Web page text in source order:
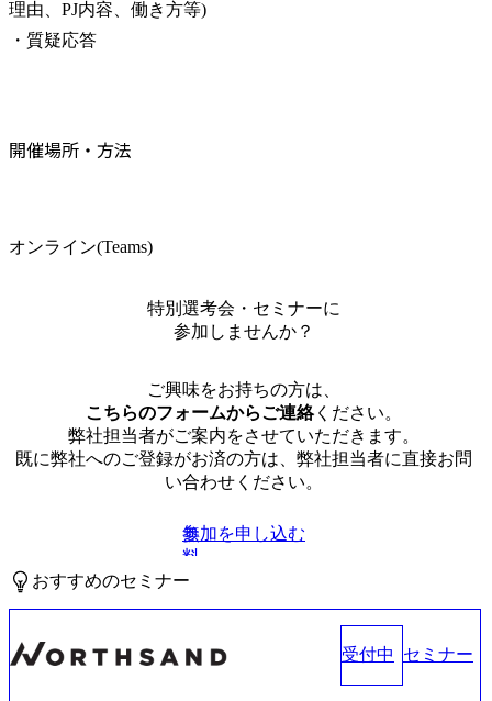
理由、PJ内容、働き方等)
・質疑応答
開催場所・方法
オンライン(Teams)
特別選考会・セミナーに
参加しませんか？
ご興味をお持ちの方は、
こちらのフォームからご連絡ください。
弊社担当者がご案内をさせていただきます。
既に弊社へのご登録がお済の方は、弊社担当者に直接お問
い合わせください。
無
料
参加を申し込む
おすすめのセミナー
受付中 セミナー